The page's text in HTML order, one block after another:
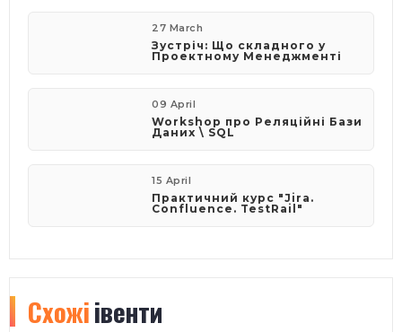
27 March
Зустріч: Що складного у
Проектному Менеджменті
09 April
Workshop про Реляційні Бази
Даних \ SQL
15 April
Практичний курс "Jira.
Confluence. TestRail"
Схожіівенти